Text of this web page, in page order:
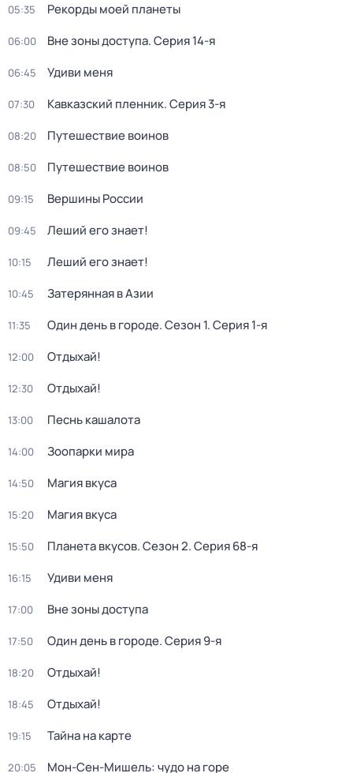
05:35 Рекорды моей планеты
06:00 Вне зоны доступа. Серия 14-я
06:45 Удиви меня
07:30 Кавказский пленник. Серия 3-я
08:20 Путешествие воинов
08:50 Путешествие воинов
09:15 Вершины России
09:45 Леший его знает!
10:15 Леший его знает!
10:45 Затерянная в Азии
11:35 Один день в городе. Сезон 1. Серия 1-я
12:00 Отдыхай!
12:30 Отдыхай!
13:00 Песнь кашалота
14:00 Зоопарки мира
14:50 Магия вкуса
15:20 Магия вкуса
15:50 Планета вкусов. Сезон 2. Серия 68-я
16:15 Удиви меня
17:00 Вне зоны доступа
17:50 Один день в городе. Серия 9-я
18:20 Отдыхай!
18:45 Отдыхай!
19:15 Тайна на карте
20:05 Мон-Сен-Мишель: чудо на горе